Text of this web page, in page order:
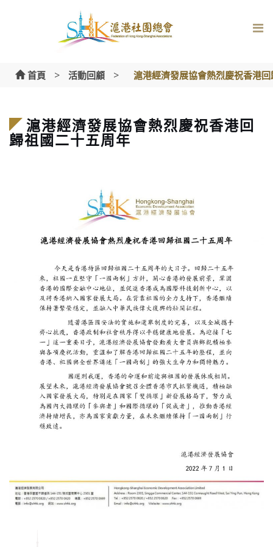
首頁 > 活動回顧 > 滬港經濟發展協會熱烈慶祝香港
滬港經濟發展協會熱烈慶祝香港回
歸祖國二十五周年